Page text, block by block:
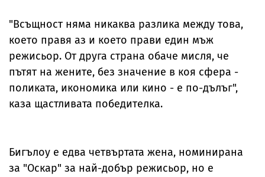
"Всъщност няма никаква разлика между това,
което правя аз и което прави един мъж
режисьор. От друга страна обаче мисля, че
пътят на жените, без значение в коя сфера -
поликата, икономика или кино - е по-дълъг",
каза щастливата победителка.
Бигълоу е едва четвъртата жена, номинирана
за "Оскар" за най-добър режисьор, но е